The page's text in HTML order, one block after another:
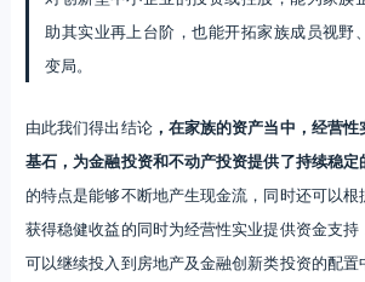
助其实业再上台阶，也能开拓家族成员视野
变局。
由此我们得出结论，在家族的资产当中，经营
基石，为金融投资和不动产投资提供了持续稳定
的特点是能够不断地产生现金流，同时还可以根
获得稳健收益的同时为经营性实业提供资金支持
可以继续投入到房地产及金融创新类投资的配